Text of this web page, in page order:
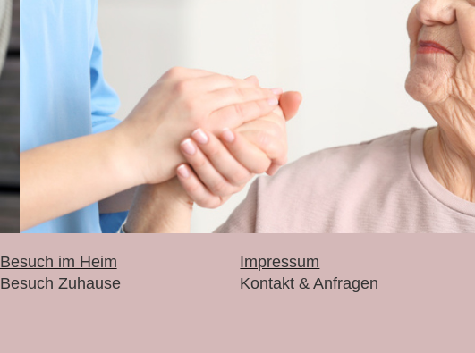
Besuch im Heim
Besuch Zuhause
Impressum
Kontakt & Anfragen